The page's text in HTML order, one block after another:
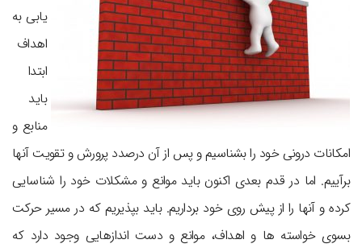
یابی به
اهداف
ابتدا
باید
منابع و
امکانات درونی خود را بشناسیم و پس از آن درصدد پرورش و تقویت آنها
برآییم. اما در قدم بعدی اکنون باید موانع و مشکلات خود را شناسایی
کرده و آنها را از پیش روی خود برداریم. باید بپذیریم که در مسیر حرکت
بسوی خواسته ها و اهداف، موانع و دست اندازهایی وجود دارد که